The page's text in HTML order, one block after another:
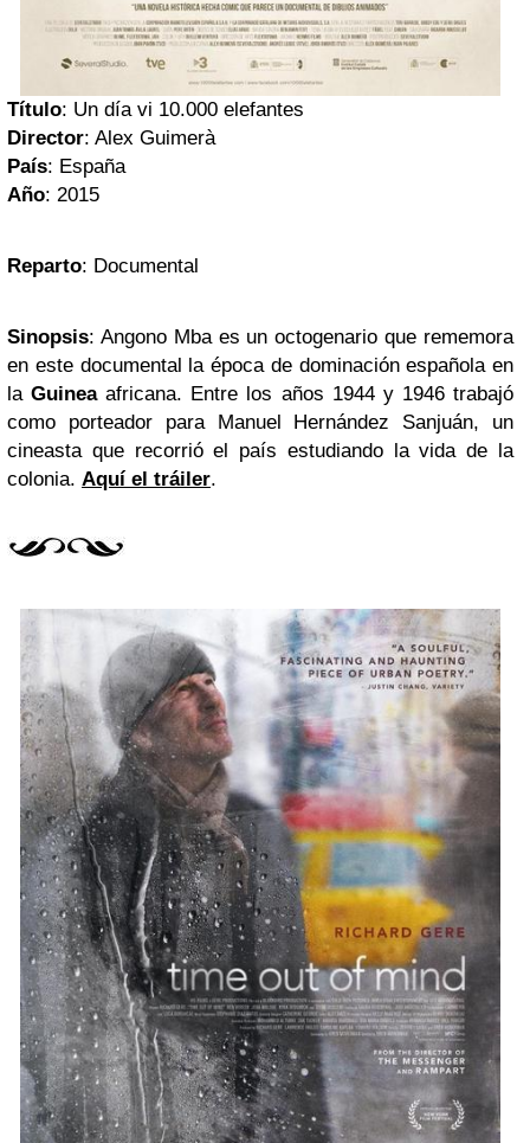
Título: Un día vi 10.000 elefantes
Director: Alex Guimerà
País: España
Año: 2015
Reparto: Documental
Sinopsis: Angono Mba es un octogenario que rememora
en este documental la época de dominación española en
laGuineaafricana. Entre los años 1944 y 1946 trabajó
como porteador para Manuel Hernández Sanjuán, un
cineasta que recorrió el país estudiando la vida de la
colonia. Aquí el tráiler.